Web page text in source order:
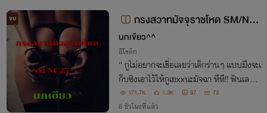
จบ
กรงสวาทมัจจุราชโหด SM/NC
25+++
นกเขียว^^
อีโรติก
“ กูไม่อยากจะเชื่อเลยว่าเด็กร่านๆ แบบมึงจะเ
ก็บซิงเอาไว้ให้กูเยxxนะมัจฉา หึหึ!! ฟินเลยสิ
มึง ”171.7K 1.3K 97 73
8 ชั่วโมงที่แล้ว